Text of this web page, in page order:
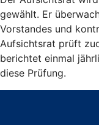
gewählt. Er
Vorstandes und
Aufsichtsrat prüft
berichtet einmal
diese Prüfung.